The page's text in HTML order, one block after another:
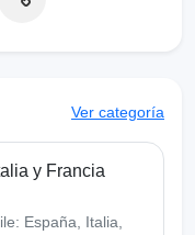
Ver categoría
y Francia
España, Italia,